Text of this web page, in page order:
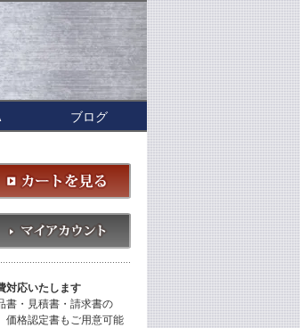
ブログ
対応いたします
書・見積書・請求書の
価格認定書もご用意可能